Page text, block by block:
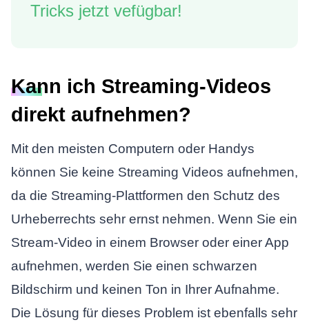
Tricks jetzt vefügbar!
Kann ich Streaming-Videos
direkt aufnehmen?
Mit den meisten Computern oder Handys
können Sie keine Streaming Videos aufnehmen,
da die Streaming-Plattformen den Schutz des
Urheberrechts sehr ernst nehmen. Wenn Sie ein
Stream-Video in einem Browser oder einer App
aufnehmen, werden Sie einen schwarzen
Bildschirm und keinen Ton in Ihrer Aufnahme.
Die Lösung für dieses Problem ist ebenfalls sehr